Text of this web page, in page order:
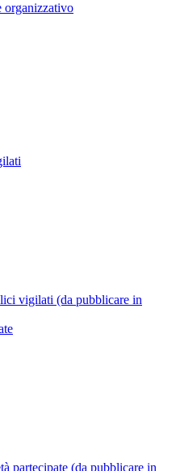
organizzativo
vigilati (da pubblicare in
partecipate (da pubblicare in